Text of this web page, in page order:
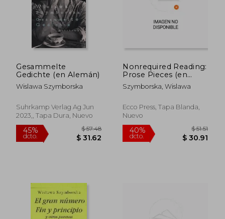
Gesammelte
Gedichte (en Alemán)
Wislawa Szymborska
Suhrkamp Verlag Ag Jun
2023,, Tapa Dura, Nuevo
Nonrequired Reading:
Prose Pieces (en
Inglés)
Szymborska, Wislawa
Ecco Press, Tapa Blanda,
Nuevo